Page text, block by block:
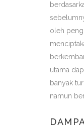
oleh
utama
banyak
namun